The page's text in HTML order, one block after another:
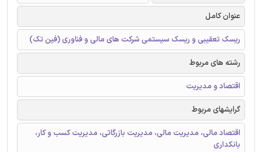
عنوان کامل
ریسک تعقیبی و ریسک سیستمی شرکت های مالی و فناوری (فین تک)
رشته های مربوط
اقتصاد و مدیریت
گرایشهای مربوط
اقتصاد مالی، مدیریت مالی، مدیریت بازرگاتی، مدیریت کسب و کار،
بانکداری